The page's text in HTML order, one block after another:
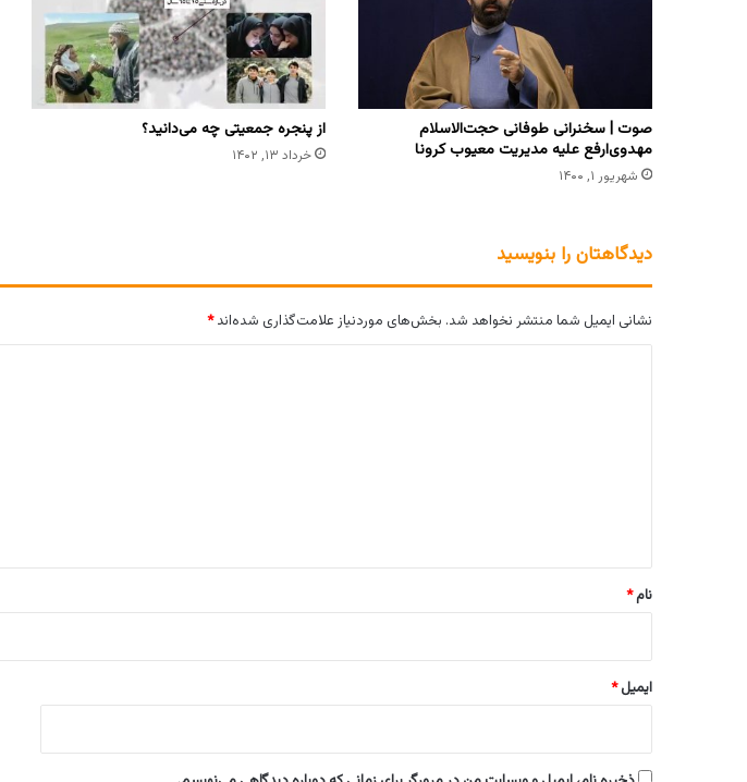
صوت | سخنرانی طوفانی حجت‌الاسلام
مهدوی‌ارفع علیه مدیریت معیوب کرونا
شهریور ۱, ۱۴۰۰
از پنجره جمعیتی چه می‌دانید؟
خرداد ۱۳, ۱۴۰۲
دیدگاهتان را بنویسید
نشانی ایمیل شما منتشر نخواهد شد. بخش‌های موردنیاز علامت‌گذاری شده‌اند*
نام*
ایمیل*